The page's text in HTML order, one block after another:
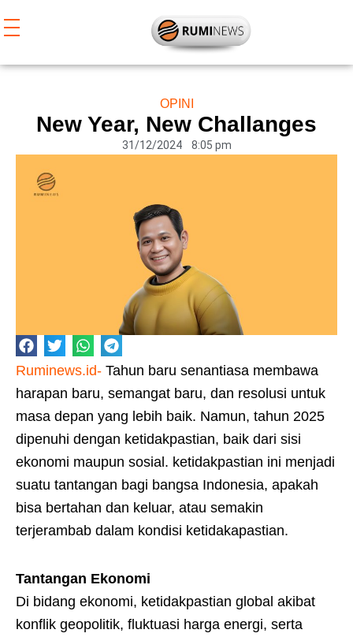
ke
OPINI
New Year, New Challanges
31/12/2024 8:05 pm
Ruminews.id- Tahun baru senantiasa membawa
harapan baru, semangat baru, dan resolusi untuk
masa depan yang lebih baik. Namun, tahun 2025
dipenuhi dengan ketidakpastian, baik dari sisi
ekonomi maupun sosial. ketidakpastian ini menjadi
suatu tantangan bagi bangsa Indonesia, apakah
bisa bertahan dan keluar, atau semakin
terjerambab dalam kondisi ketidakapastian.
Tantangan Ekonomi
Di bidang ekonomi, ketidakpastian global akibat
konflik geopolitik, fluktuasi harga energi, serta